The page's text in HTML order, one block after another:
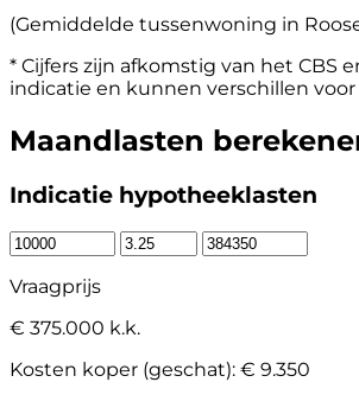
(Gemiddelde tussenwoning in
* Cijfers zijn afkomstig van het CBS
indicatie en kunnen verschillen
Maandlasten
Indicatie hypotheeklasten
Vraagprijs
€ 375.000 k.k.
Kosten koper (geschat): € 9.350